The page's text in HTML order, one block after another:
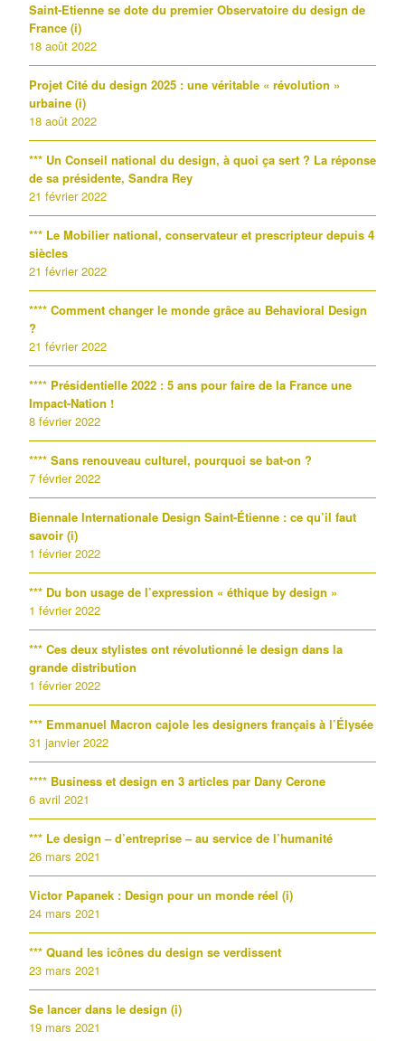
Saint-Etienne se dote du premier Observatoire du design de
France (i)
18 août 2022
Projet Cité du design 2025 : une véritable « révolution »
urbaine (i)
18 août 2022
*** Un Conseil national du design, à quoi ça sert ? La réponse
de sa présidente, Sandra Rey
21 février 2022
*** Le Mobilier national, conservateur et prescripteur depuis 4
siècles
21 février 2022
**** Comment changer le monde grâce au Behavioral Design
?
21 février 2022
**** Présidentielle 2022 : 5 ans pour faire de la France une
Impact-Nation !
8 février 2022
**** Sans renouveau culturel, pourquoi se bat-on ?
7 février 2022
Biennale Internationale Design Saint-Étienne : ce qu’il faut
savoir (i)
1 février 2022
*** Du bon usage de l’expression « éthique by design »
1 février 2022
*** Ces deux stylistes ont révolutionné le design dans la
grande distribution
1 février 2022
*** Emmanuel Macron cajole les designers français à l’Élysée
31 janvier 2022
**** Business et design en 3 articles par Dany Cerone
6 avril 2021
*** Le design – d’entreprise – au service de l’humanité
26 mars 2021
Victor Papanek : Design pour un monde réel (i)
24 mars 2021
*** Quand les icônes du design se verdissent
23 mars 2021
Se lancer dans le design (i)
19 mars 2021